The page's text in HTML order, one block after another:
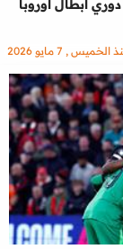
أبطال أوروبا
الخميس , 7 مايو 2026